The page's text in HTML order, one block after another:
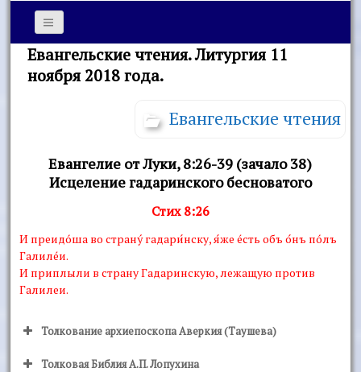
Евангельские чтения. Литургия 11
ноября 2018 года.
Евангельские чтения
Евангелие от Луки, 8:26-39 (зачало 38)
Исцеление гадаринского бесноватого
Стих 8:26
И преидóша во странý гадари́нску, я́же éсть объ о́нъ пóлъ
Галилéи.
И приплыли в страну Гадаринскую, лежащую против
Галилеи.
Толкование архиепоскопа Аверкия (Таушева)
Толковая Библия А.П. Лопухина